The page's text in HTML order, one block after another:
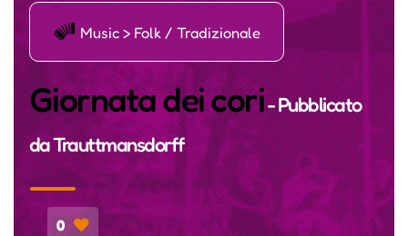
Ī Music > Folk / Tradizionale
Giornata dei cori- Pubblicato
daTrauttmansdorff
0